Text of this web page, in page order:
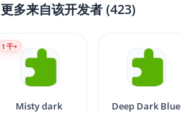
更多来自该开发者 (423)
Misty dark
1 千+
Deep Dark Blue